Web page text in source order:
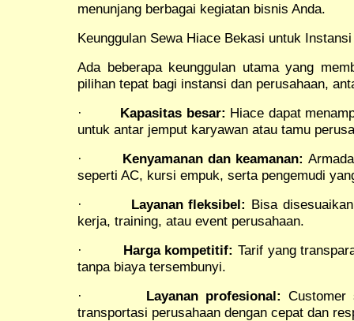
menunjang berbagai kegiatan bisnis Anda.
Keunggulan Sewa Hiace Bekasi untuk
Ada beberapa keunggulan utama yang
pilihan tepat bagi instansi dan perusahaan,
· Kapasitas besar: Hiace dapat
untuk antar jemput karyawan atau tamu
· Kenyamanan dan keamanan:
seperti AC, kursi empuk, serta pengemudi
· Layanan fleksibel: Bisa
kerja, training, atau event perusahaan.
· Harga kompetitif: Tarif yang
tanpa biaya tersembunyi.
· Layanan profesional: Customer
transportasi perusahaan dengan cepat dan